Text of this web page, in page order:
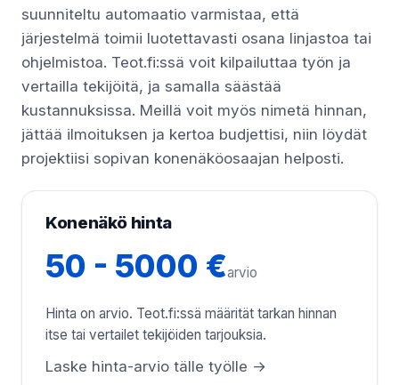
suunniteltu automaatio varmistaa, että
järjestelmä toimii luotettavasti osana linjastoa tai
ohjelmistoa. Teot.fi:ssä voit kilpailuttaa työn ja
vertailla tekijöitä, ja samalla säästää
kustannuksissa. Meillä voit myös nimetä hinnan,
jättää ilmoituksen ja kertoa budjettisi, niin löydät
projektiisi sopivan konenäköosaajan helposti.
Konenäkö hinta
50 - 5000 €arvio
Hinta on arvio. Teot.fi:ssä määrität tarkan hinnan
itse tai vertailet tekijöiden tarjouksia.
Laske hinta-arvio tälle työlle →